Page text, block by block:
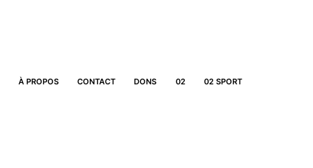
À PROPOS CONTACT DONS 02 02 SPORT